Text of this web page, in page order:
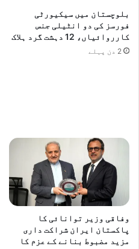
بلوچستان میں سیکیورٹی
فورسز کی دو انٹیلی جنس
کارروائیاں، 12 دہشت گرد ہلاک
2 دن پہلے
وفاقی وزیر توانائی کا
پاکستان ایران شراکت داری
مزید مضبوط بنانے کے عزم کا